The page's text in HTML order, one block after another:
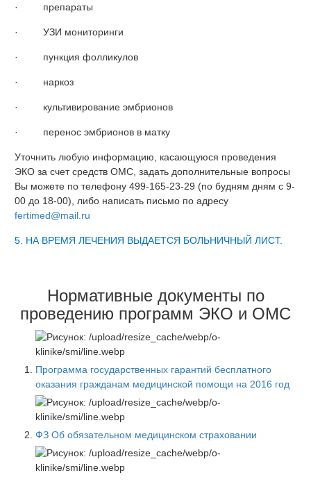
· препараты
· УЗИ мониторинги
· пункция фолликулов
· наркоз
· культивирование эмбрионов
· перенос эмбрионов в матку
Уточнить любую информацию, касающуюся проведения
ЭКО за счет средств ОМС, задать дополнительные вопросы
Вы можете по телефону 499-165-23-29 (по будням дням с 9-
00 до 18-00), либо написать письмо по адресу
fertimed@mail.ru
5. НА ВРЕМЯ ЛЕЧЕНИЯ ВЫДАЕТСЯ БОЛЬНИЧНЫЙ ЛИСТ.
Нормативные документы по
проведению программ ЭКО и ОМС
Программа государственных гарантий бесплатного
оказания гражданам медицинской помощи на 2016 год
ФЗ Об обязательном медицинском страховании